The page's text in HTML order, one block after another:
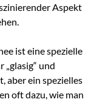
Aspekt
ist eine spezielle
und
aber ein spezielles
oft dazu, wie man